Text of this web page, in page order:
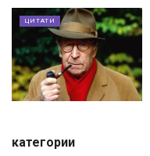
ЦИТАТИ
категории